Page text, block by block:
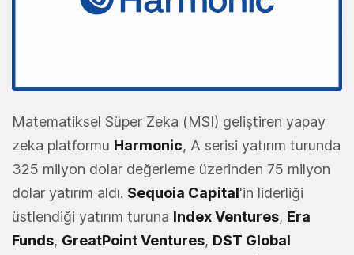
Matematiksel Süper Zeka (MSI) geliştiren yapay
zeka platformu Harmonic, A serisi yatırım turunda
325 milyon dolar değerleme üzerinden 75 milyon
dolar yatırım aldı. Sequoia Capital'in liderliği
üstlendiği yatırım turuna Index Ventures, Era
Funds, GreatPoint Ventures, DST Global